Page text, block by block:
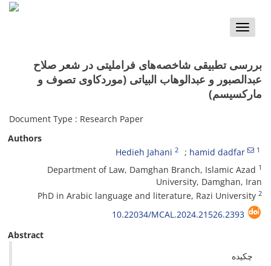
Toggle
بررسی تطبیقی شاخصه‌های فراملیتی در شعر صلاح
عبدالصبور و عبدالوهاب البیاتی (موردکاوی تصوف و
مارکسیسم)
Document Type : Research Paper
Authors
hamid dadfar
1
Hedieh Jahani 2
1
Department of Law, Damghan Branch, Islamic Azad
University, Damghan, Iran
2
10.22034/MCAL.2024.21526.2393
Abstract
چکیده